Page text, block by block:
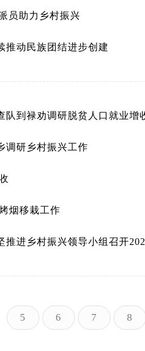
员助力乡村振兴
推动民族团结进步创建
队到禄劝调研脱贫人口就业增
调研乡村振兴工作
烟移栽工作
推进乡村振兴领导小组召开
5 6 7 8